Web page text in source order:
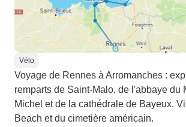
Vélo
Voyage de Rennes à Arromanches :
remparts de Saint-Malo, de l'abbaye du
Michel et de la cathédrale de Bayeux.
Beach et du cimetière américain.